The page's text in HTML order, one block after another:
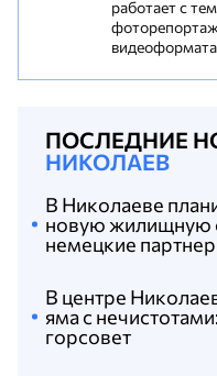
работает с
ПОСЛЕДНИЕ
НИКОЛАЕВ
В центре
яма с
горсовет
В Николаеве
новую жилищную
немецкие